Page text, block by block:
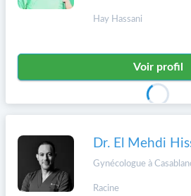
Hay Hassani
Voir profil
Dr. El Mehdi
Gynécologue à
Racine